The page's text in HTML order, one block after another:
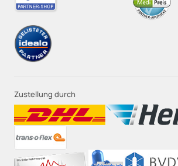
Zustellung durch